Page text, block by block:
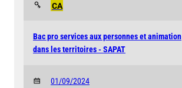
CA
Bac pro services aux personnes et animation
dans les territoires - SAPAT
01/09/2024